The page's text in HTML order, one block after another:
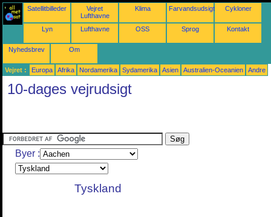
Satellitbilleder
Vejret
Lufthavne
Klima Farvandsudsigter Cykloner
Lyn Lufthavne OSS Sprog Kontakt
Nyhedsbrev Om
Vejret : Europa Afrika Nordamerika Sydamerika Asien Australien-Oceanien Andre
10-dages vejrudsigt
Byer :
Tyskland